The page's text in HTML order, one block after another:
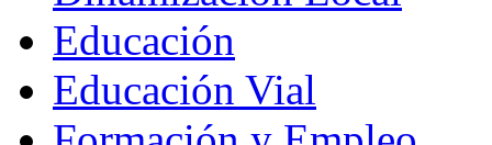
Educación
Educación Vial